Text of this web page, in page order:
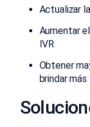
Actualizar
Aumentar
IVR
Obtener
brindar